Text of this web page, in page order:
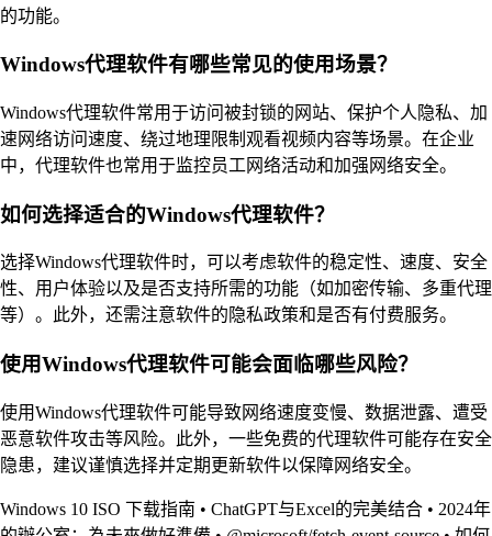
的功能。
Windows代理软件有哪些常见的使用场景？
Windows代理软件常用于访问被封锁的网站、保护个人隐私、加
速网络访问速度、绕过地理限制观看视频内容等场景。在企业
中，代理软件也常用于监控员工网络活动和加强网络安全。
如何选择适合的Windows代理软件？
选择Windows代理软件时，可以考虑软件的稳定性、速度、安全
性、用户体验以及是否支持所需的功能（如加密传输、多重代理
等）。此外，还需注意软件的隐私政策和是否有付费服务。
使用Windows代理软件可能会面临哪些风险？
使用Windows代理软件可能导致网络速度变慢、数据泄露、遭受
恶意软件攻击等风险。此外，一些免费的代理软件可能存在安全
隐患，建议谨慎选择并定期更新软件以保障网络安全。
Windows 10 ISO 下载指南 • ChatGPT与Excel的完美结合 • 2024年